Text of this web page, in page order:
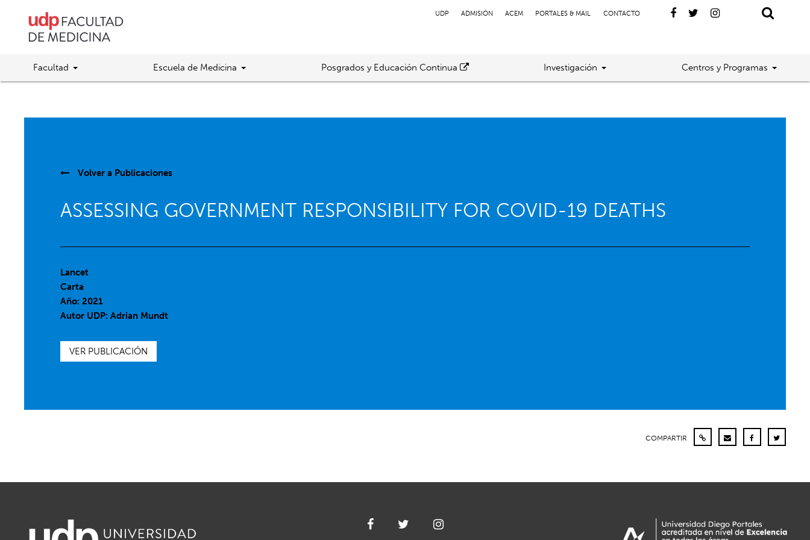
UDP ADMISIÓN ACEM PORTALES & MAIL CONTACTO
Facultad Escuela de Medicina Posgrados y Educación Continua Investigación Centros y Programas
Volver a Publicaciones
ASSESSING GOVERNMENT RESPONSIBILITY FOR COVID-19 DEATHS
Lancet
Carta
Año: 2021
Autor UDP:Adrian Mundt
VER PUBLICACIÓN
COMPARTIR